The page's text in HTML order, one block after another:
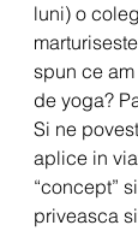
luni) o
spun ce
de yoga?
Si ne
aplice in
“concept”
priveasca